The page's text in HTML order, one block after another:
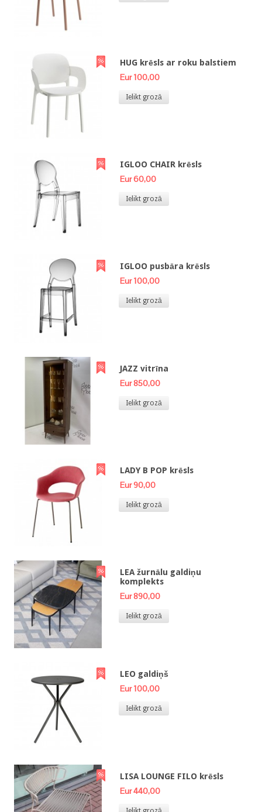
HUG krēsls ar roku balstiem
Eur 100,00
Ielikt grozā
IGLOO CHAIR krēsls
Eur 60,00
Ielikt grozā
IGLOO pusbāra krēsls
Eur 100,00
Ielikt grozā
JAZZ vitrīna
Eur 850,00
Ielikt grozā
LADY B POP krēsls
Eur 90,00
Ielikt grozā
LEA žurnālu galdiņu
komplekts
Eur 890,00
Ielikt grozā
LEO galdiņš
Eur 100,00
Ielikt grozā
LISA LOUNGE FILO krēsls
Eur 440,00